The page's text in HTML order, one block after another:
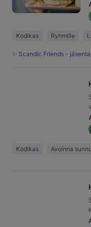
Kodikas Ryhmille
✨ Scandic Friends -
Kodikas Avoinna